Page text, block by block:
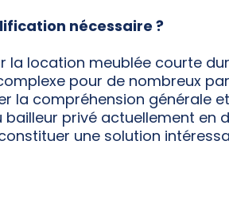
nécessaire ?
la location meublée courte
pour de nombreux
la compréhension générale
privé actuellement en
une solution